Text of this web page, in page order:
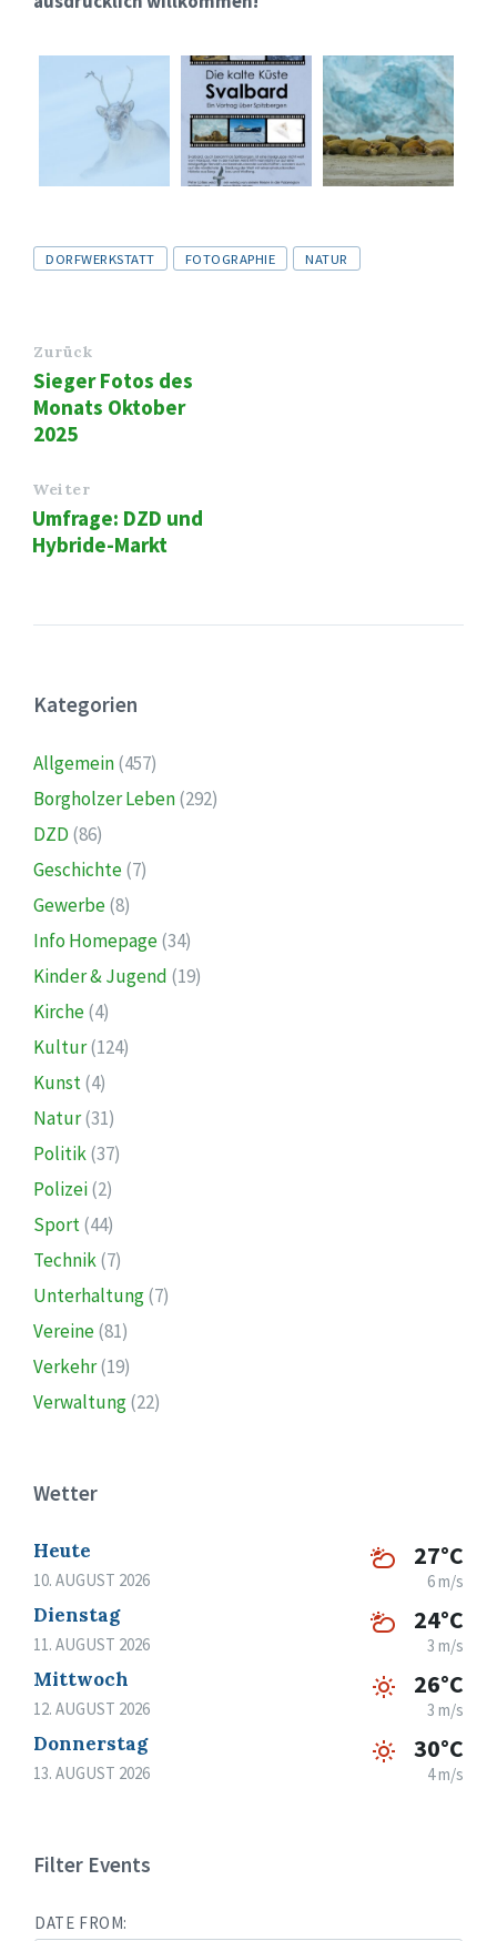
Tags
DORFWERKSTATT FOTOGRAPHIE NATUR
Zurück
Sieger Fotos des
Monats Oktober
2025
Weiter
Umfrage: DZD und
Hybride-Markt
Kategorien
Allgemein(457)
Borgholzer Leben(292)
DZD (86)
Geschichte(7)
Gewerbe(8)
Info Homepage(34)
Kinder & Jugend (19)
Kirche(4)
Kultur(124)
Kunst(4)
Natur(31)
Politik(37)
Polizei(2)
Sport(44)
Technik(7)
Unterhaltung(7)
Vereine(81)
Verkehr(19)
Verwaltung(22)
Wetter
Heute
10. AUGUST 2026
27°C
6 m/s
Dienstag
11. AUGUST 2026
24°C
3 m/s
Mittwoch
12. AUGUST 2026
26°C
3 m/s
Donnerstag
13. AUGUST 2026
30°C
4 m/s
Filter Events
DATE FROM: